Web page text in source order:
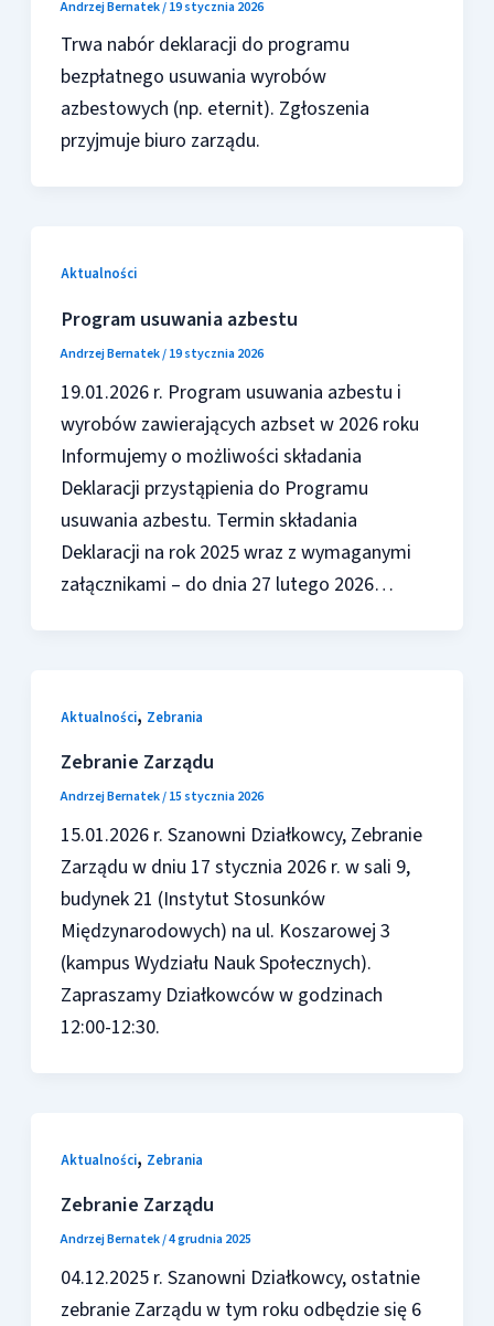
Andrzej Bernatek/19 stycznia 2026
Trwa nabór deklaracji do programu
bezpłatnego usuwania wyrobów
azbestowych (np. eternit). Zgłoszenia
przyjmuje biuro zarządu.
Aktualności
Program usuwania azbestu
Andrzej Bernatek/19 stycznia 2026
19.01.2026 r. Program usuwania azbestu i
wyrobów zawierających azbset w 2026 roku
Informujemy o możliwości składania
Deklaracji przystąpienia do Programu
usuwania azbestu. Termin składania
Deklaracji na rok 2025 wraz z wymaganymi
załącznikami – do dnia 27 lutego 2026…
Aktualności, Zebrania
Zebranie Zarządu
Andrzej Bernatek/15 stycznia 2026
15.01.2026 r. Szanowni Działkowcy, Zebranie
Zarządu w dniu 17 stycznia 2026 r. w sali 9,
budynek 21 (Instytut Stosunków
Międzynarodowych) na ul. Koszarowej 3
(kampus Wydziału Nauk Społecznych).
Zapraszamy Działkowców w godzinach
12:00-12:30.
Aktualności, Zebrania
Zebranie Zarządu
Andrzej Bernatek/4 grudnia 2025
04.12.2025 r. Szanowni Działkowcy, ostatnie
zebranie Zarządu w tym roku odbędzie się 6